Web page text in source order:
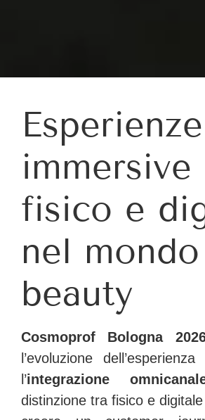
Esperienze
immersive
fisico e
nel mondo
beauty
Cosmoprof Bologna
l’evoluzione
l’integrazione
distinzione tra fisico e